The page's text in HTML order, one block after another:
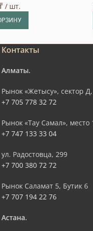
/ шт.
Контакты
Алматы.
Рынок «Жетысу», сектор
+7 705 778 32 72
Рынок «Тау Самал», место
+7 747 133 33 04
ул. Радостовца, 299
+7 700 380 72 72
Рынок Саламат 5, Бутик 6
+7 707 194 22 76
Астана.